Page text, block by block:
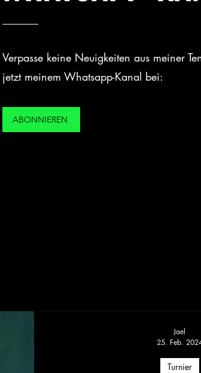
Verpasse keine Neuigkeiten aus meiner
jetzt meinem Whatsapp-Kanal bei:
ABONNIEREN
Turnier
Jael
25. Feb.